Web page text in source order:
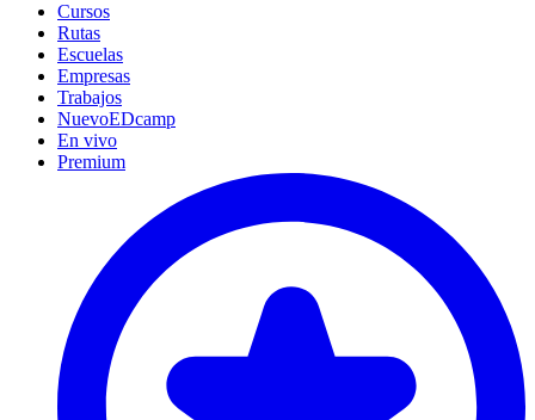
Cursos
Rutas
Escuelas
Empresas
Trabajos
NuevoEDcamp
En vivo
Premium